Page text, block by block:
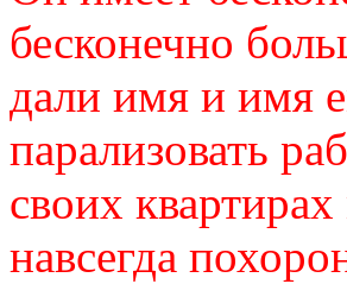
бесконечно
дали имя и имя
парализовать
своих
навсегда